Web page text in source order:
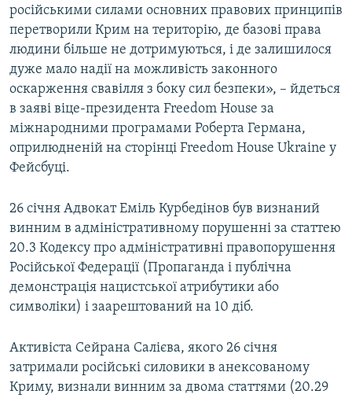
УКРАЇНСЬКА ПРОБЛЕМА КРИМУ
ІНФОГРАФІКА
ДОЛУЧАЙСЯ!
Усі сайти RFE/RL
російськими силами основних правових принципів
перетворили Крим на територію, де базові права
людини більше не дотримуються, і де залишилося
дуже мало надії на можливість законного
оскарження свавілля з боку сил безпеки», – йдеться
в заяві віце-президента Freedom House за
міжнародними програмами Роберта Германа,
оприлюдненій на сторінці Freedom House Ukraine у
Фейсбуці.
26 січня Адвокат Еміль Курбедінов був визнаний
винним в адміністративному порушенні за статтею
20.3 Кодексу про адміністративні правопорушення
Російської Федерації (Пропаганда і публічна
демонстрація нацистської атрибутики або
символіки) і заарештований на 10 діб.
Активіста Сейрана Салієва, якого 26 січня
затримали російські силовики в анексованому
Криму, визнали винним за двома статтями (20.29